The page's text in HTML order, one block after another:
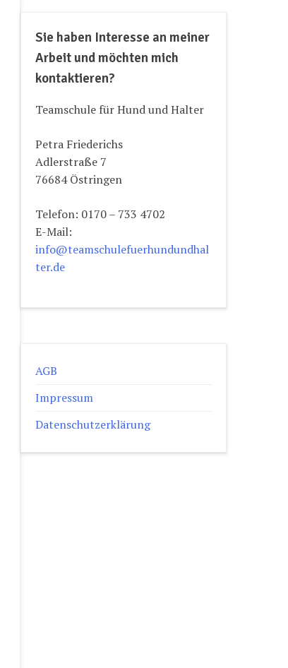
Sie haben Interesse an meiner
Arbeit und möchten mich
kontaktieren?
Teamschule für Hund und Halter
Petra Friederichs
Adlerstraße 7
76684 Östringen
Telefon: 0170 – 733 4702
E-Mail:
info@teamschulefuerhundundhal
ter.de
AGB
Impressum
Datenschutzerklärung